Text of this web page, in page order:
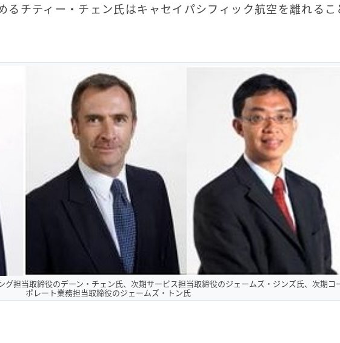
るチティー・チェン氏はキャセイパシフィック航空を離れるこ
グ担当取締役のデーン・チェン氏、次期サービス担当取締役のジェームズ・ジンズ氏、次期コ
ポレート業務担当取締役のジェームズ・トン氏